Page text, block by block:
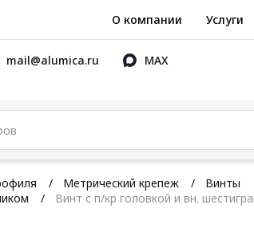
О компании Услуги
mail@alumica.ru MAX
Метрический крепеж
Винты
Винт с п/кр головкой и вн.